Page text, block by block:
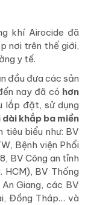
khí Airocide đã
nơi trên thế giới,
y tế.
đầu đưa các sản
nay đã có hơn
lắp đặt, sử dụng
khắp ba miền
biểu như: BV
Bệnh viện Phổi
BV Công an tỉnh
HCM), BV Thống
Giang, các BV
Đồng Tháp… và